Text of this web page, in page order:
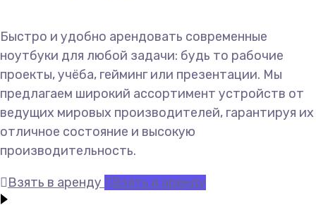
Быстро и удобно арендовать современные
ноутбуки для любой задачи: будь то рабочие
проекты, учёба, гейминг или презентации. Мы
предлагаем широкий ассортимент устройств от
ведущих мировых производителей, гарантируя их
отличное состояние и высокую
производительность.
Взять в аренду Взять в аренду